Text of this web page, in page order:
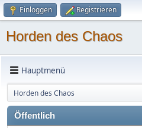
Einloggen Registrieren
Horden des Chaos
Hauptmenü
Horden des Chaos
Öffentlich